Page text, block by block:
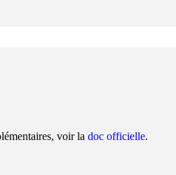
voir la doc officielle.